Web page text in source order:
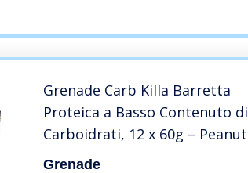
Grenade Carb Killa Barretta
Proteica a Basso Contenuto di
Carboidrati, 12 x 60g – Peanut
Nutter
Grenade